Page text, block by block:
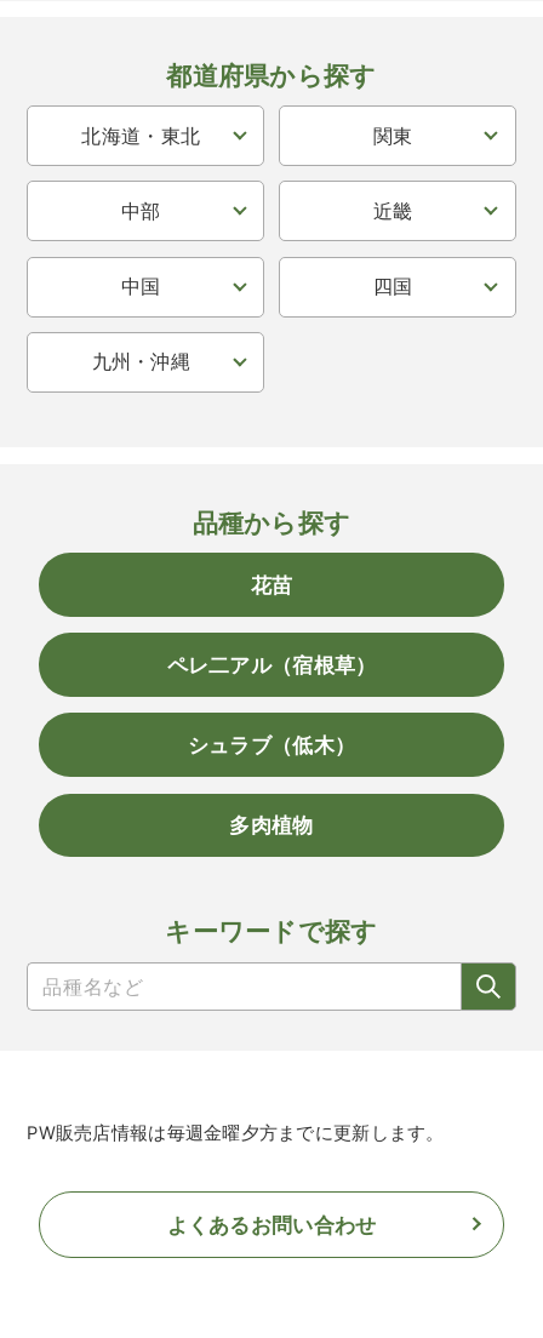
都道府県から探す
北海道・東北 関東
中部 近畿
中国 四国
九州・沖縄
品種から探す
花苗
ペレ二アル（宿根草）
シュラブ（低木）
多肉植物
キーワードで探す
PW販売店情報は毎週金曜夕方までに更新します。
よくあるお問い合わせ